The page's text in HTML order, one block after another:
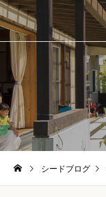
シードブログ